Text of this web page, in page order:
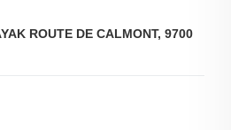
ROUTE DE CALMONT, 9700